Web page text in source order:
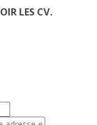
LES CV.